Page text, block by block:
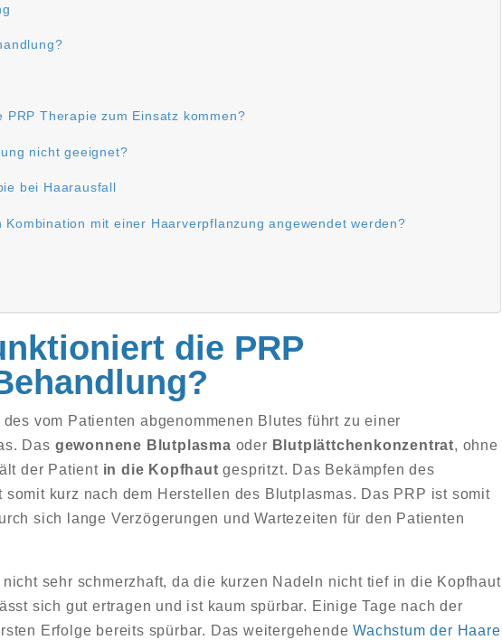
Therapie zum Einsatz kommen?
nicht geeignet?
bei Haarausfall
Kombination mit einer Haarverpflanzung angewendet werden?
die PRP
vom Patienten abgenommenen Blutes führt zu einer
Das gewonnene Blutplasma oder Blutplättchenkonzentrat, ohne
der Patient in die Kopfhaut gespritzt. Das Bekämpfen des
somit kurz nach dem Herstellen des Blutplasmas. Das PRP ist somit
sich lange Verzögerungen und Wartezeiten für den Patienten
nicht sehr schmerzhaft, da die kurzen Nadeln nicht tief in die Kopfhaut
sich gut ertragen und ist kaum spürbar. Einige Tage nach der
Erfolge bereits spürbar. Das weitergehendeWachstum der Haare